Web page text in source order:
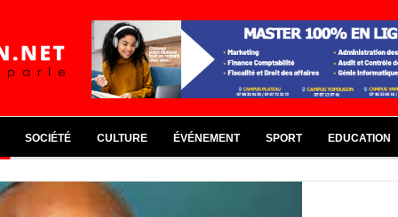
SOCIÉTÉ CULTURE ÉVÉNEMENT SPORT EDUCATION